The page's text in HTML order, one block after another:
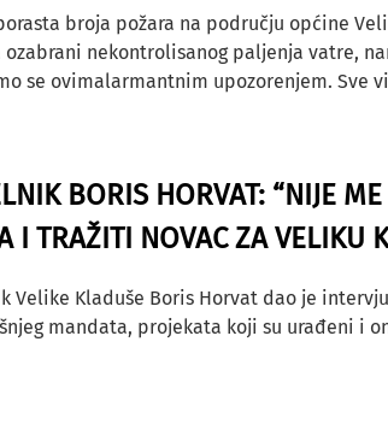
broja požara na području općine
nekontrolisanog paljenja vatre,
se ovimalarmantnim upozorenjem. Sve
BORIS HORVAT: “NIJE
I TRAŽITI NOVAC ZA VELIKU
Velike Kladuše Boris Horvat dao je
mandata, projekata koji su urađeni i